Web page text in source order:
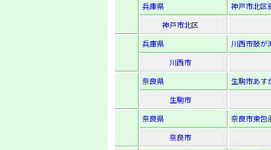
兵庫県
神戸市北区
神戸市北区
兵庫県
川西市鼓が
川西市
奈良県
生駒市あす
生駒市
奈良県
奈良市東包
奈良市